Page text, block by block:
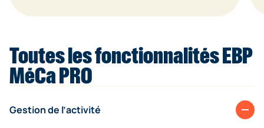
Toutes les fonctionnalités EBP
MéCa PRO
Gestion de l’activité